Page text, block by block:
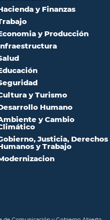
y Finanzas
y Producción
y Turismo
Humano
y Cambio
Justicia, Derechos
y Trabajo